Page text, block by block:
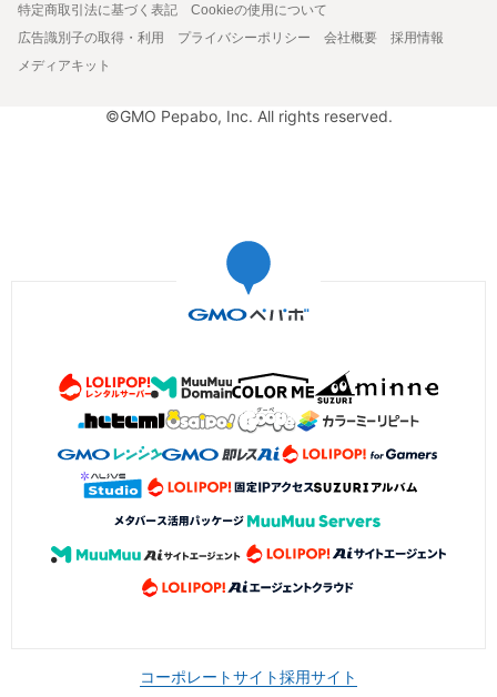
特定商取引法に基づく表記
Cookieの使用について
広告識別子の取得・利用
プライバシーポリシー 会社概要
採用情報
メディアキット
©GMO Pepabo, Inc. All rights reserved.
コーポレートサイト採用サイト